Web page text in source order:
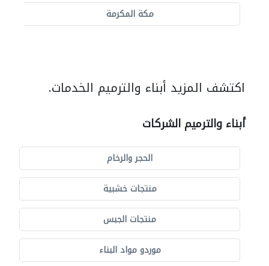
مكة المكرمة
اكتشف المزيد أبناء والترميم الخدمات.
أبناء والترميم الشركات
الحجر والرخام
منتجات خشبية
منتجات الجبس
موردو مواد البناء